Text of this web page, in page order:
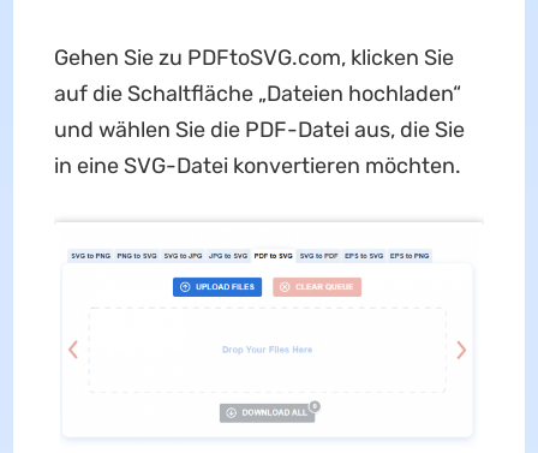
Gehen Sie zu PDFtoSVG.com, klicken Sie
auf die Schaltfläche „Dateien hochladen“
und wählen Sie die PDF-Datei aus, die Sie
in eine SVG-Datei konvertieren möchten.